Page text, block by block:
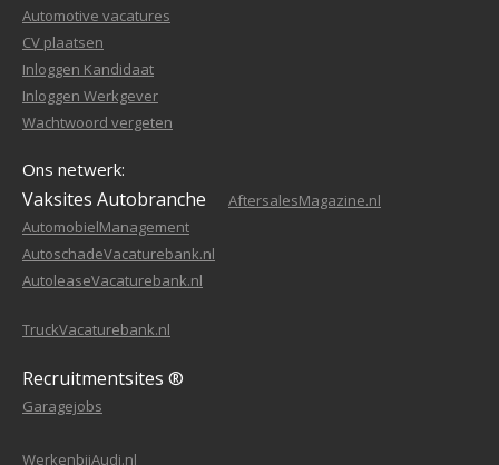
Automotive vacatures
CV plaatsen
Inloggen Kandidaat
Inloggen Werkgever
Wachtwoord vergeten
Ons netwerk:
Vaksites Autobranche
AftersalesMagazine.nl
AutomobielManagement
AutoschadeVacaturebank.nl
AutoleaseVacaturebank.nl
TruckVacaturebank.nl
Recruitmentsites ®
Garagejobs
WerkenbijAudi.nl